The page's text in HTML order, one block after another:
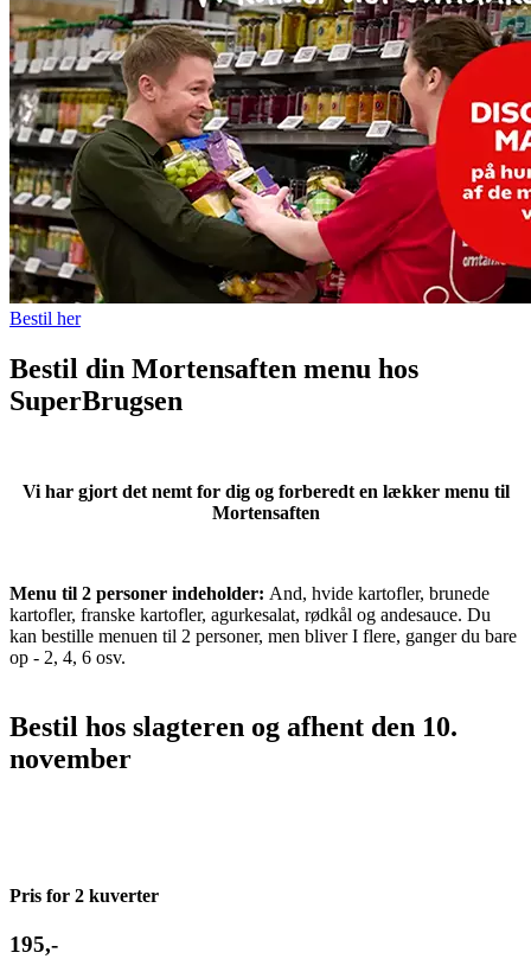
Bestil her
Bestil din Mortensaften menu hos
SuperBrugsen
Vi har gjort det nemt for dig og forberedt en lækker menu til
Mortensaften
Menu til 2 personer indeholder: And, hvide kartofler, brunede
kartofler, franske kartofler, agurkesalat, rødkål og andesauce. Du
kan bestille menuen til 2 personer, men bliver I flere, ganger du bare
op - 2, 4, 6 osv.
Bestil hos slagteren og afhent den 10.
november
Pris for 2 kuverter
195,-